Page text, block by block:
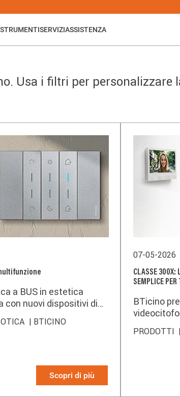
STRUMENTISERVIZIASSISTENZA
Usa i filtri per personalizzare
a BUS in estetica
con nuovi dispositivi di
| BTICINO
Scopri di più
07-05-2026
CLASSE
SEMPLICE
BTicino
PRODOTTI